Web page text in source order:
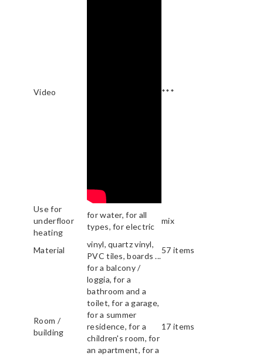
Video ***
Use for
underfloor
heating
for water, for all
types, for electric
mix
Material
vinyl, quartz vinyl,
PVC tiles, boards ...
57 items
Room /
building
for a balcony /
loggia, for a
bathroom and a
toilet, for a garage,
for a summer
residence, for a
children's room, for
an apartment, for a
17 items